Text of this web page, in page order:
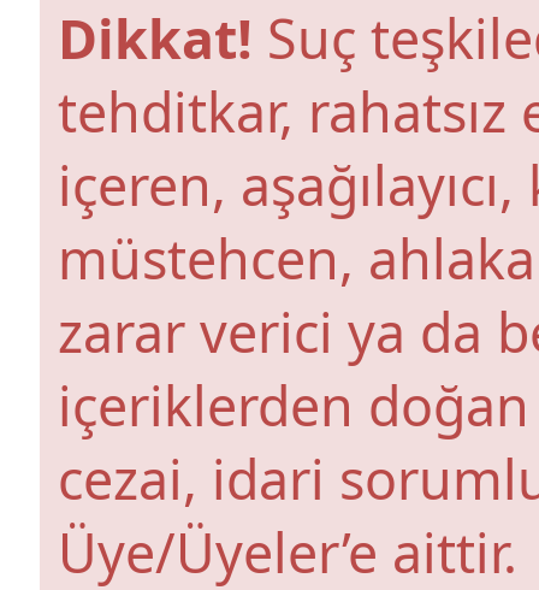
Dikkat! Suç
tehditkar,
içeren,
müstehcen,
zarar verici ya da
içeriklerden
cezai, idari
Üye/Üyeler’e aittir.